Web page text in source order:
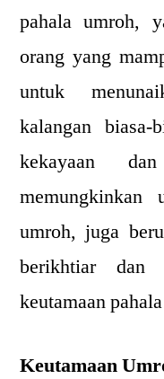
pahala umroh,
orang yang
untuk
kalangan biasa-
kekayaan
memungkinkan
umroh, juga
berikhtiar dan
keutamaan
Keutamaan